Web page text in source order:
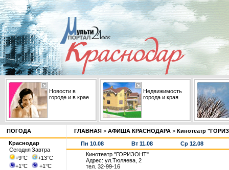
Новости в
городе и в крае
Недвижимость
города и края
ПОГОДА
Краснодар
СегодняЗавтра
+9°С +13°С
+1°С +1°С
ГЛАВНАЯ > АФИША КРАСНОДАРА > Кинотеатр
Пн 10.08 Вт 11.08
Ср 12.08
Кинотеатр "ГОРИЗОНТ"
Адрес: ул.Тюляева, 2
тел. 32-99-16